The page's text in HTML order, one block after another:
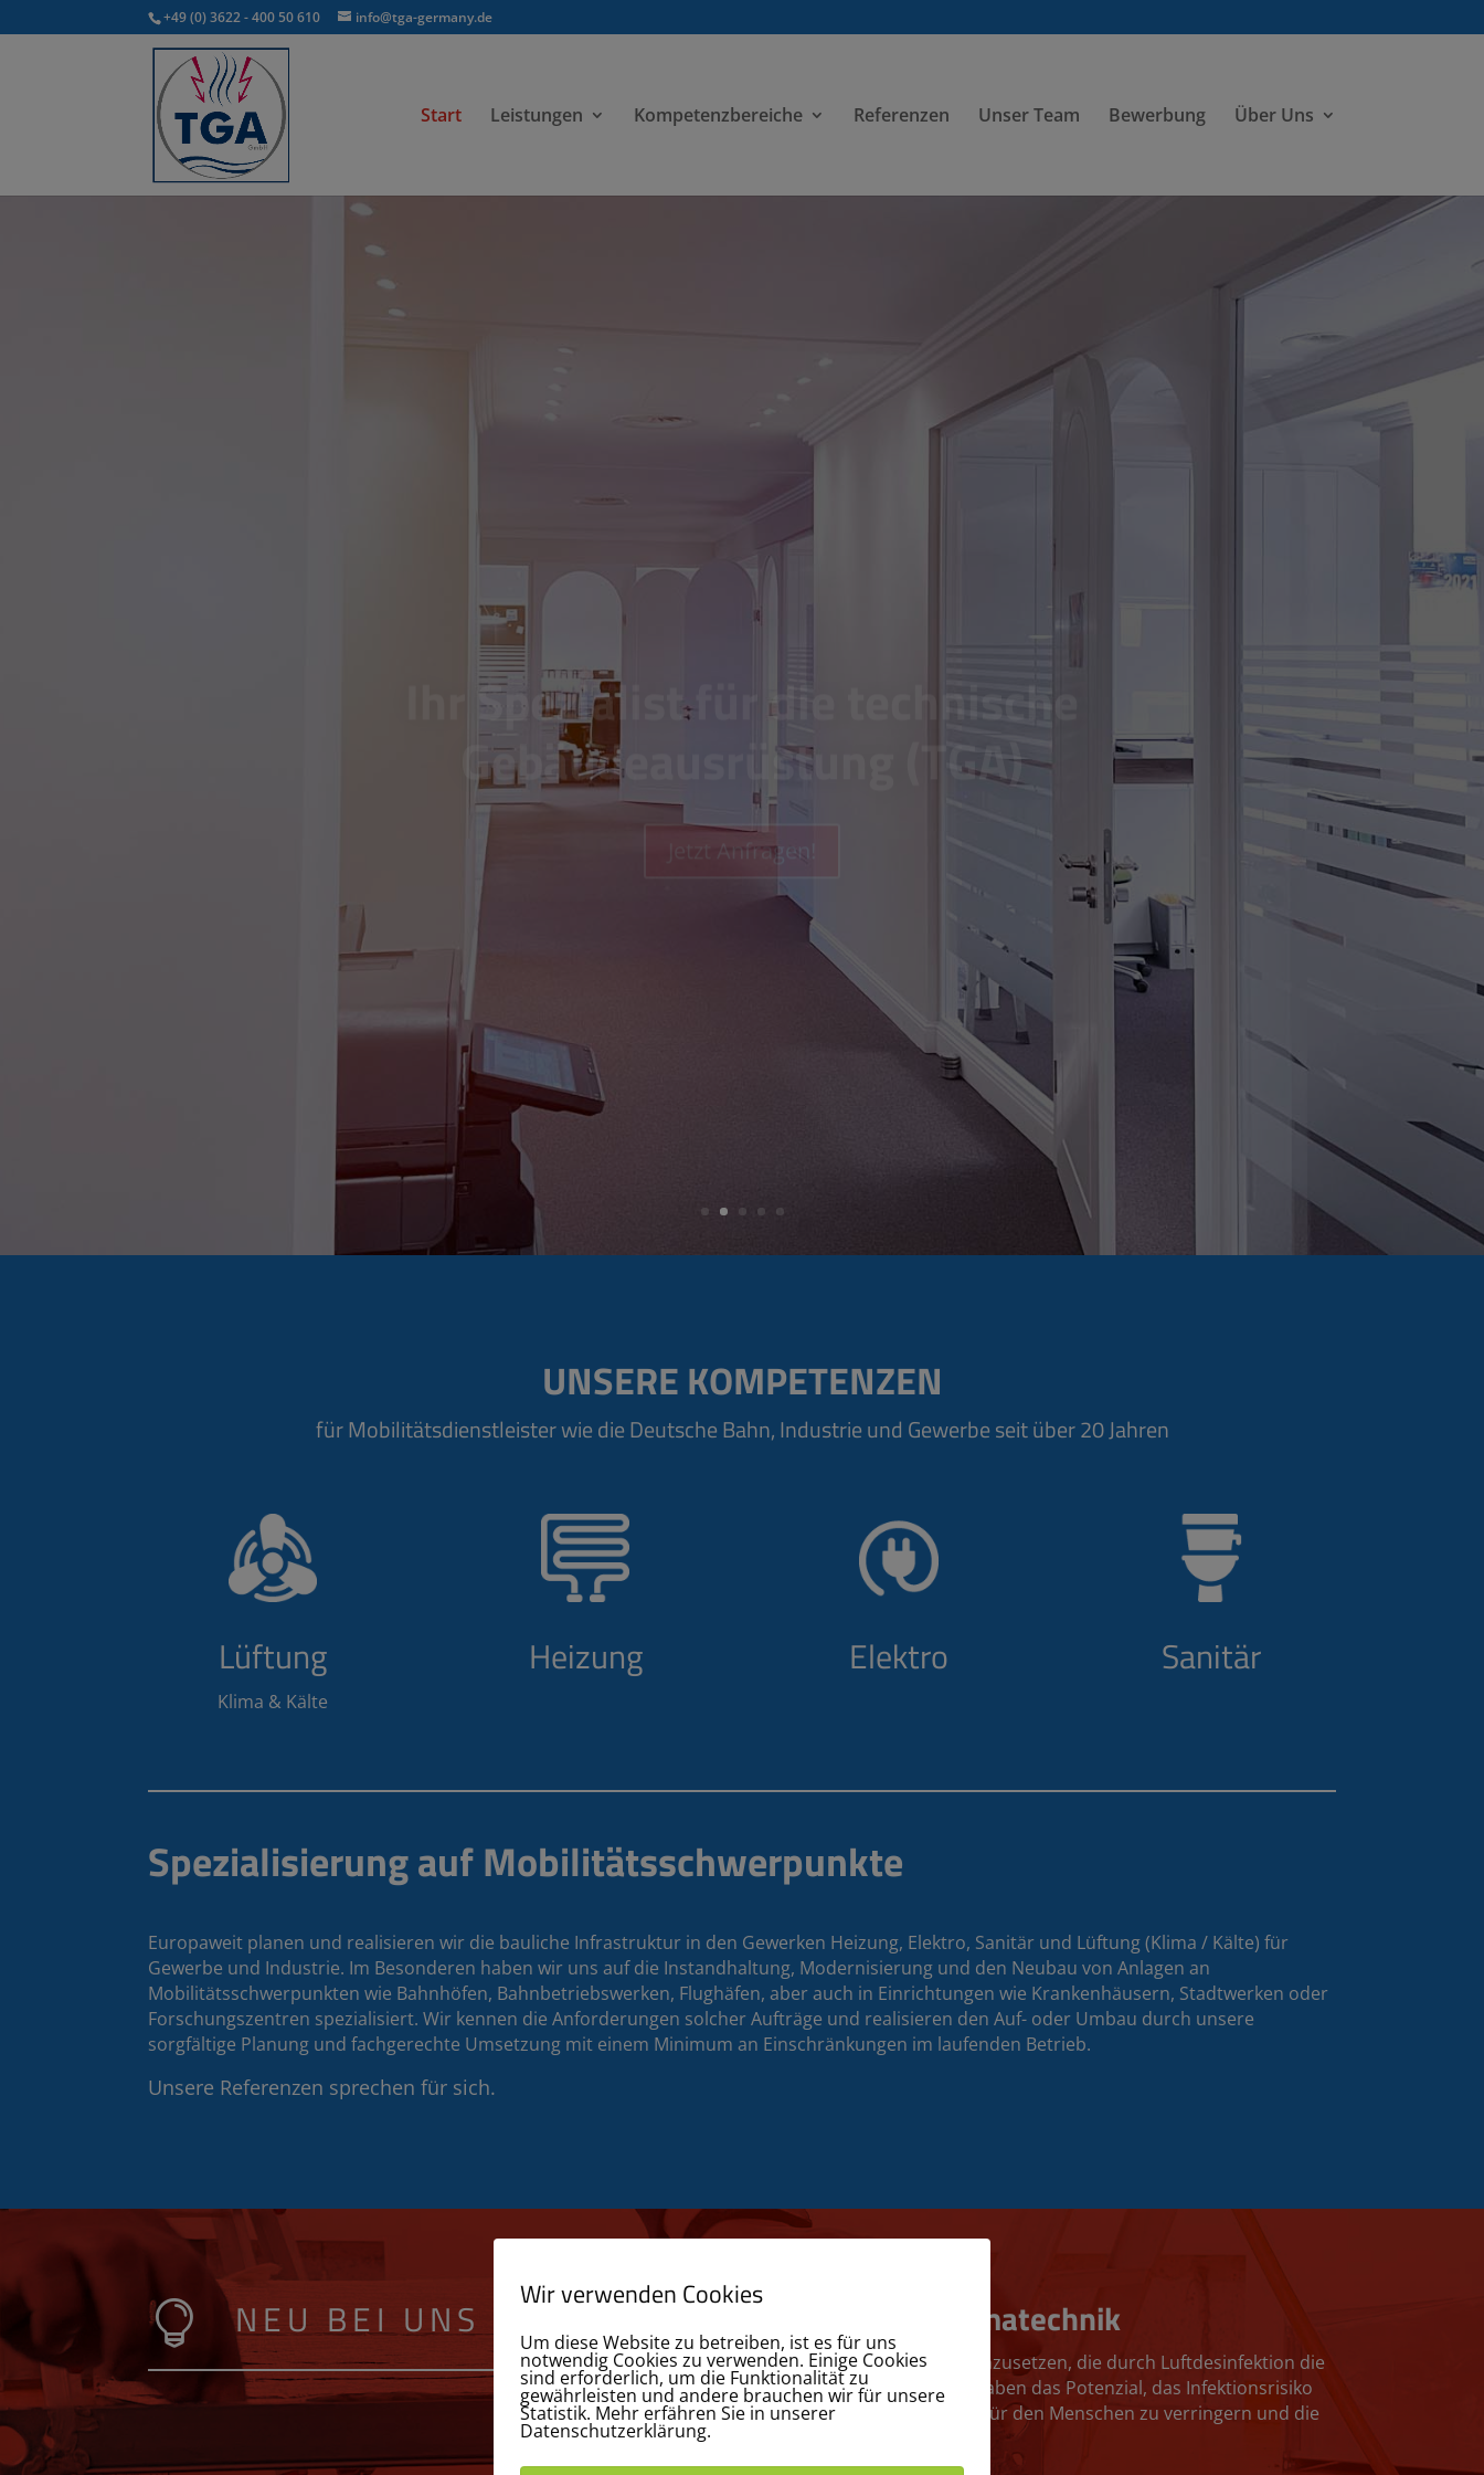
+49 (0) 3622 - 400 50 610 info@tga-germany.de
Start Leistungen Kompetenzbereiche Referenzen Unser Team Bewerbung Über Uns
Ihr Spezialist für die technische
Gebäudeausrüstung (TGA)
Jetzt Anfragen!
UNSERE KOMPETENZEN
für Mobilitätsdienstleister wie die Deutsche Bahn, Industrie und Gewerbe seit über 20 Jahren
Lüftung
Klima & Kälte
Heizung Elektro Sanitär
Spezialisierung auf Mobilitätsschwerpunkte
Europaweit planen und realisieren wir die bauliche Infrastruktur in den Gewerken Heizung, Elektro, Sanitär und Lüftung (Klima / Kälte) für
Gewerbe und Industrie. Im Besonderen haben wir uns auf die Instandhaltung, Modernisierung und den Neubau von Anlagen an
Mobilitätsschwerpunkten wie Bahnhöfen, Bahnbetriebswerken, Flughäfen, aber auch in Einrichtungen wie Krankenhäusern, Stadtwerken oder
Forschungszentren spezialisiert. Wir kennen die Anforderungen solcher Aufträge und realisieren den Auf- oder Umbau durch unsere
sorgfältige Planung und fachgerechte Umsetzung mit einem Minimum an Einschränkungen im laufenden Betrieb.
Unsere Referenzen sprechen für sich.
 NEU BEI UNS Desinfektionslösungen für Klimatechnik
Wir sind in der Lage, klimatechnische Lösungen umzusetzen, die durch Luftdesinfektion die
Luftqualität deutlich verbessert. Diese Lösungen haben das Potenzial, das Infektionsrisiko
an Mobilitätsschwerpunkten zu senken, Gefahren für den Menschen zu verringern und die
Lebensqualität zu erhalten.
Wir verwenden Cookies
Um diese Website zu betreiben, ist es für uns
notwendig Cookies zu verwenden. Einige Cookies
sind erforderlich, um die Funktionalität zu
gewährleisten und andere brauchen wir für unsere
Statistik. Mehr erfähren Sie in unserer
Datenschutzerklärung.